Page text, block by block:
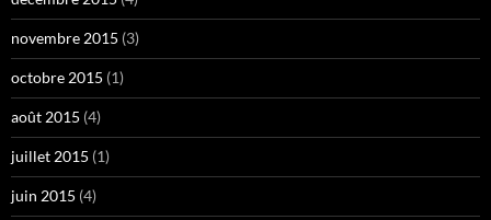
novembre 2015 (3)
octobre 2015 (1)
août 2015 (4)
juillet 2015 (1)
juin 2015 (4)